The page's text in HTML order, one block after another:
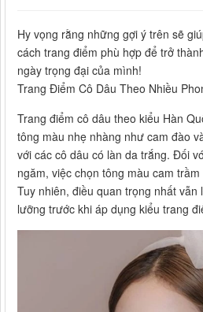
Hy vọng rằng những gợi ý trên sẽ
cách trang điểm phù hợp để trở
ngày trọng đại của mình!
Trang Điểm Cô Dâu Theo Nhiều
Trang điểm cô dâu theo kiểu Hàn
tông màu nhẹ nhàng như cam đào
với các cô dâu có làn da trắng. Đối
ngăm, việc chọn tông màu cam
Tuy nhiên, điều quan trọng nhất vẫn
lưỡng trước khi áp dụng kiểu trang